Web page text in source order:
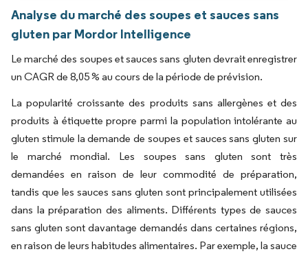
Analyse du marché des soupes et sauces sans
gluten par Mordor Intelligence
Le marché des soupes et sauces sans gluten devrait enregistrer
un CAGR de 8,05 % au cours de la période de prévision.
La popularité croissante des produits sans allergènes et des
produits à étiquette propre parmi la population intolérante au
gluten stimule la demande de soupes et sauces sans gluten sur
le marché mondial. Les soupes sans gluten sont très
demandées en raison de leur commodité de préparation,
tandis que les sauces sans gluten sont principalement utilisées
dans la préparation des aliments. Différents types de sauces
sans gluten sont davantage demandés dans certaines régions,
en raison de leurs habitudes alimentaires. Par exemple, la sauce